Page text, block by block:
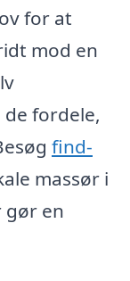
for at
mod en
fordele,
find-
massør i
gør en